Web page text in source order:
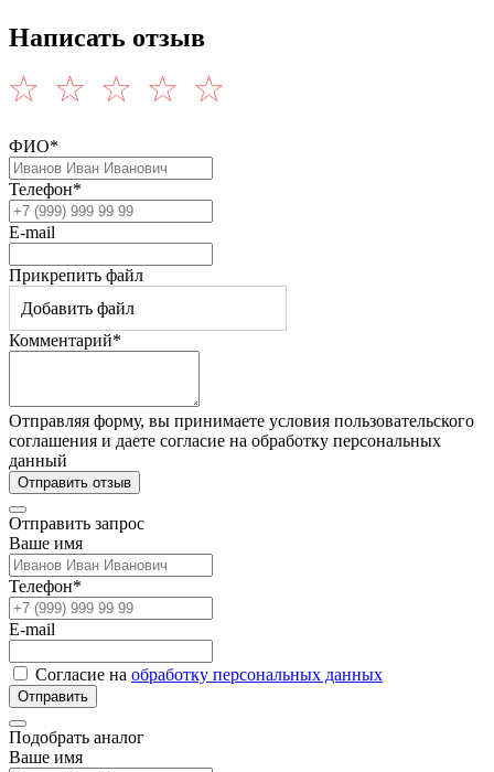
Написать отзыв
ФИО*
Телефон*
E-mail
Прикрепить файл
Добавить файл
Комментарий*
Отправляя форму, вы принимаете условия пользовательского
соглашения и даете согласие на обработку персональных
данный
Отправить отзыв
Отправить запрос
Ваше имя
Телефон*
E-mail
Согласие на обработку персональных данных
Отправить
Подобрать аналог
Ваше имя